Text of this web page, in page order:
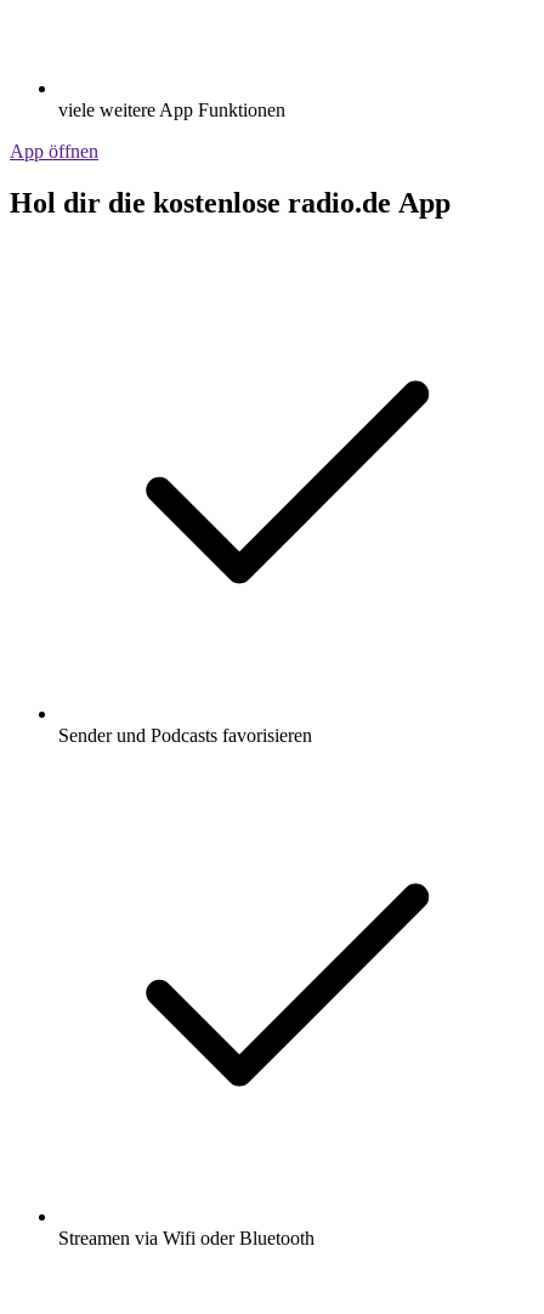
viele weitere App Funktionen
App öffnen
Hol dir die kostenlose radio.de App
Sender und Podcasts favorisieren
Streamen via Wifi oder Bluetooth